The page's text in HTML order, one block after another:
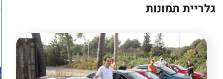
גלריית תמונות